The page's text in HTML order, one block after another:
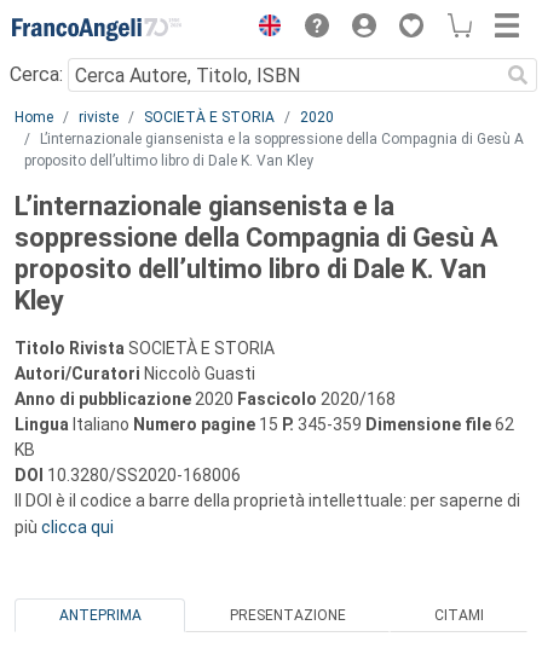
Menu
Cerca:
Main content
Home riviste SOCIETÀ E STORIA
2020
L’internazionale giansenista e la soppressione della Compagnia di Gesù A
proposito dell’ultimo libro di Dale K. Van Kley
L’internazionale giansenista e la
soppressione della Compagnia di Gesù A
proposito dell’ultimo libro di Dale K. Van
Kley
Titolo Rivista SOCIETÀ E STORIA
Autori/Curatori Niccolò Guasti
Anno di pubblicazione 2020 Fascicolo 2020/168
Lingua Italiano Numero pagine 15 P. 345-359 Dimensione file62
KB
DOI 10.3280/SS2020-168006
Il DOI è il codice a barre della proprietà intellettuale: per saperne di
più clicca qui
ANTEPRIMA PRESENTAZIONE CITAMI